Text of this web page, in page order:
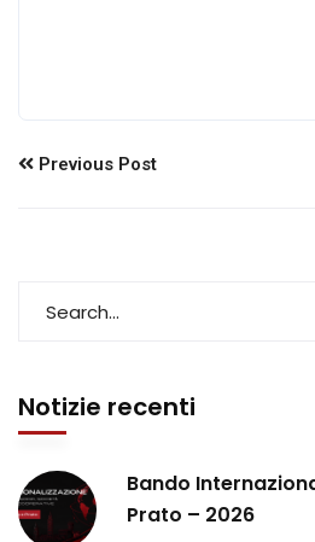
Previous Post
Notizie recenti
Bando
Prato – 2026